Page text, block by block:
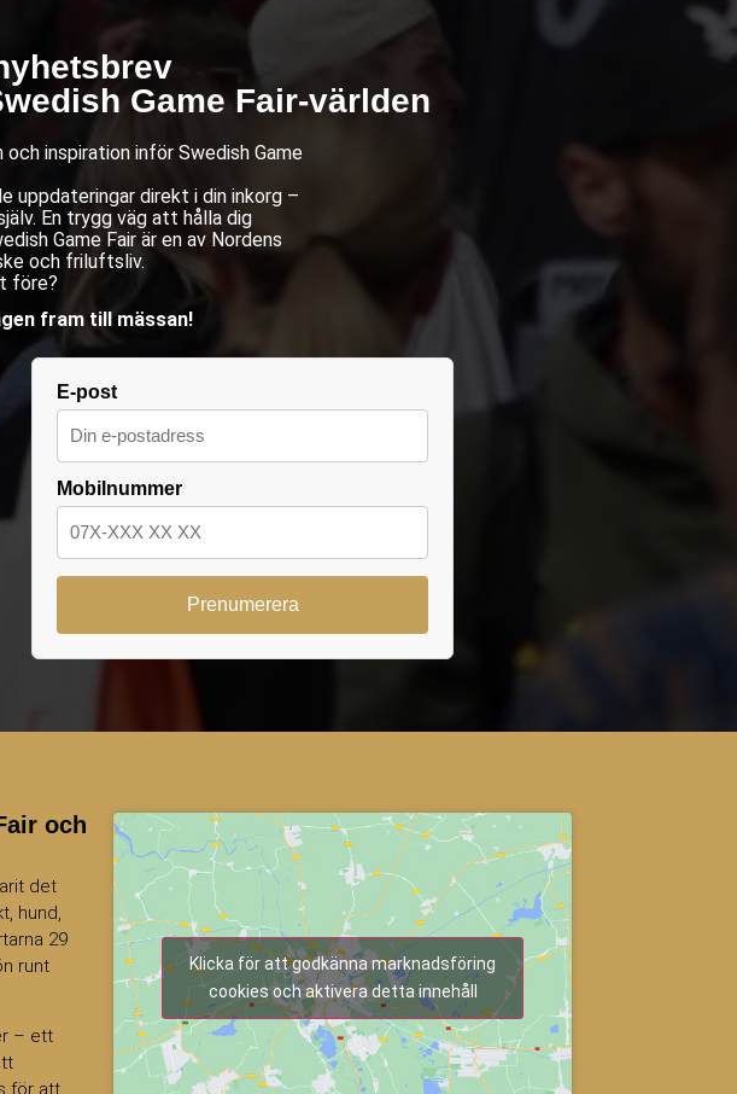
Game Fair-världen
inspiration inför Swedish Game
uppdateringar direkt i din inkorg –
En trygg väg att hålla dig
Game Fair är en av Nordens
och friluftsliv.
före?
fram till mässan!
E-post
Mobilnummer
och
det
hund,
29
runt
– ett
för att
Klicka för att godkänna marknadsföring
cookies och aktivera detta innehåll